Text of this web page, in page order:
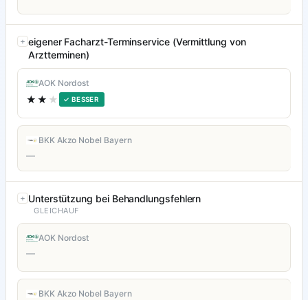
eigener Facharzt-Terminservice (Vermittlung von
Arztterminen)
AOK Nordost
★★ ★ ✓ BESSER
BKK Akzo Nobel Bayern
—
Unterstützung bei Behandlungsfehlern
GLEICHAUF
AOK Nordost
—
BKK Akzo Nobel Bayern